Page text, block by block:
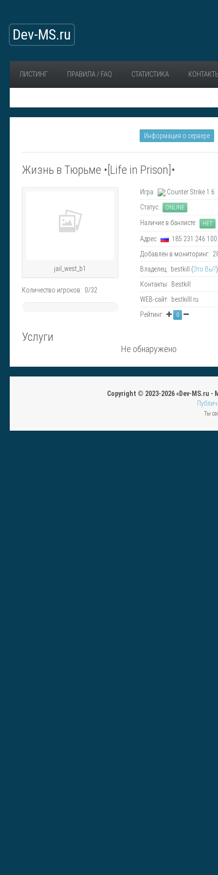
Dev-MS.ru
ЛИСТИНГ ПРАВИЛА / FAQ СТАТИСТИКА
Информация о сервере
Жизнь в Тюрьме •[Life in Prison]•
jail_west_b1
Количество игроков: 0/32
Игра:
Counter Strike 1.6
Статус:
ONLINE
Наличие в банлисте: НЕТ
Адрес:
Добавлен в мониторинг:
Владелец: bestkill (Это Вы?)
Контакты: Bestkill
WEB-сайт: bestkilll.ru
Рейтинг:
0
Услуги
Не обнаружено
Copyright © 2023-2026 «Dev-MS.ru -
Ты